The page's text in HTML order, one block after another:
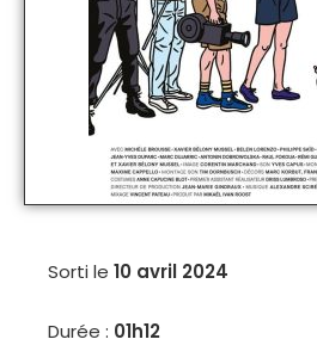
Sorti le 10 avril 2024
Durée : 01h12